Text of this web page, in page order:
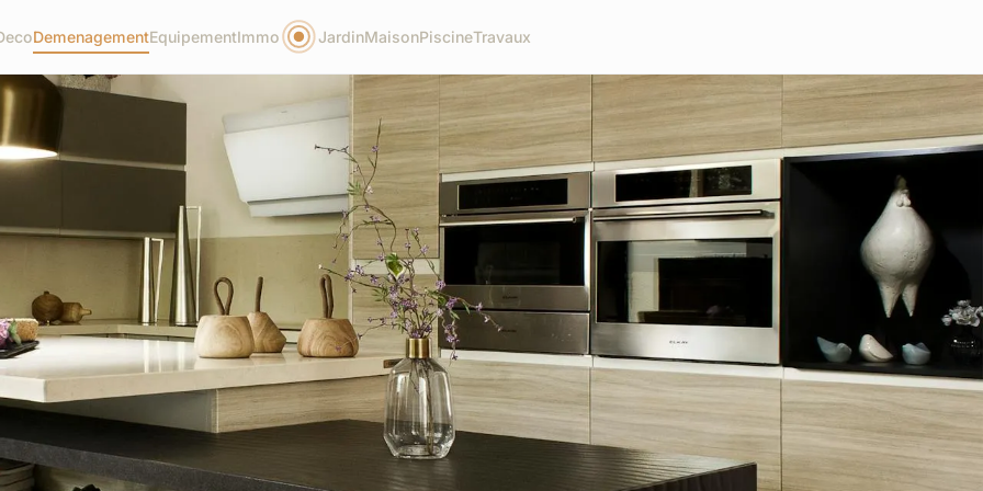
DemenagementEquipementImmo JardinMaisonPiscineTravaux